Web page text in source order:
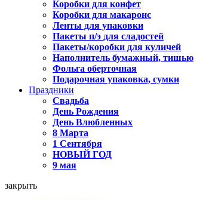
Коробки для конфет
Коробки для макаронс
Ленты для упаковки
Пакеты п/э для сладостей
Пакеты/коробки для куличей
Наполнитель бумажный, тишью
Фольга оберточная
Подарочная упаковка, сумки
Праздники
Свадьба
День Рождения
День Влюбленных
8 Марта
1 Сентября
НОВЫЙ ГОД
9 мая
закрыть